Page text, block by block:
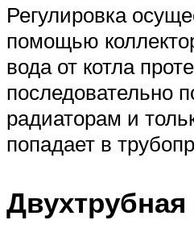
Регулировка
помощью
вода от котла
последовательно
радиаторам и
попадает в